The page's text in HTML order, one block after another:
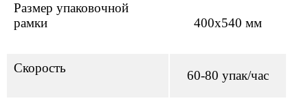
Размер упаковочной
рамки
400х540 мм
Скорость
60-80 упак/час